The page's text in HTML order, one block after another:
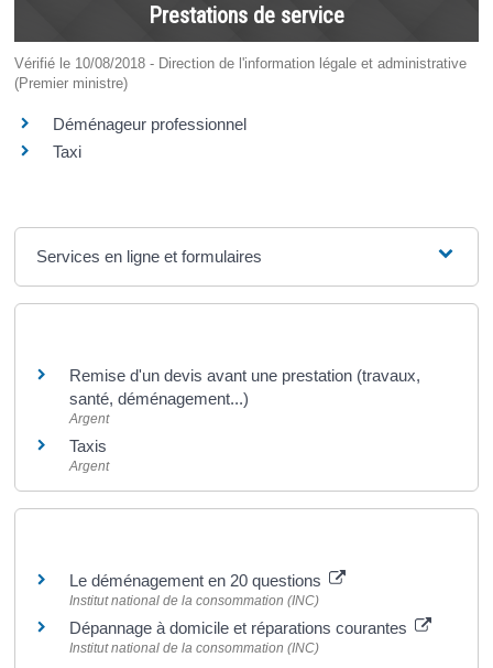
Prestations de service
Vérifié le 10/08/2018 - Direction de l'information légale et administrative
(Premier ministre)
Déménageur professionnel
Taxi
Services en ligne et formulaires
Remise d'un devis avant une prestation (travaux,
santé, déménagement...)
Argent
Taxis
Argent
Le déménagement en 20 questions
Institut national de la consommation (INC)
Dépannage à domicile et réparations courantes
Institut national de la consommation (INC)